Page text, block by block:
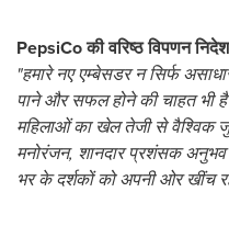
PepsiCo की वरिष्ठ विपणन
"हमारे नए एम्बेसडर न सिर्फ
पाने और सफल होने की चाहत भी
महिलाओं का खेल तेजी से वैश्विक
मनोरंजन, शानदार प्रशंसक
भर के दर्शकों को अपनी ओर खींच